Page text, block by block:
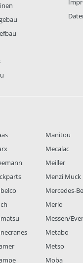
Manitou
Mecalac
Meiller
Menzi Muck
Mercedes-
Merlo
Messen/
Metabo
Metso
Moba